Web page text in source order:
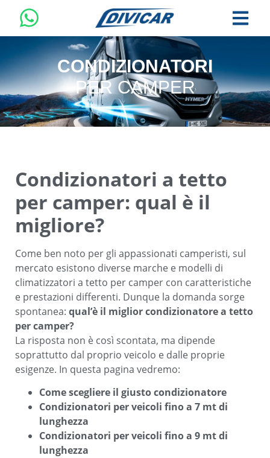
CONDIZIONATORI
PER CAMPER
Condizionatori a tetto
per camper: qual è il
migliore?
Come ben noto per gli appassionati camperisti, sul
mercato esistono diverse marche e modelli di
climatizzatori a tetto per camper con caratteristiche
e prestazioni differenti. Dunque la domanda sorge
spontanea: qual’è il miglior condizionatore a tetto
per camper?
La risposta non è così scontata, ma dipende
soprattutto dal proprio veicolo e dalle proprie
esigenze. In questa pagina vedremo:
Come scegliere il giusto condizionatore
Condizionatori per veicoli fino a 7 mt di
lunghezza
Condizionatori per veicoli fino a 9 mt di
lunghezza